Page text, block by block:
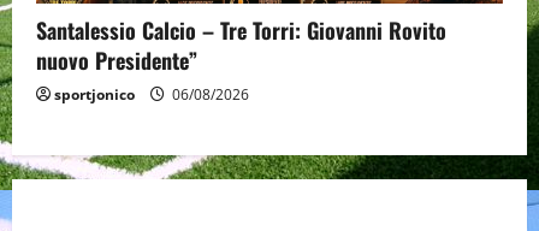
Santalessio Calcio – Tre Torri: Giovanni Rovito
nuovo Presidente”
sportjonico 06/08/2026